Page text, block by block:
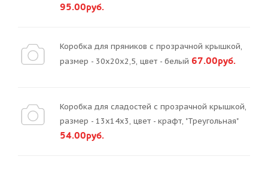
95.00руб.
Коробка для пряников с прозрачной крышкой,
размер - 30х20х2,5, цвет - белый 67.00руб.
Коробка для сладостей с прозрачной крышкой,
размер - 13х14х3, цвет - крафт, "Треугольная"
54.00руб.